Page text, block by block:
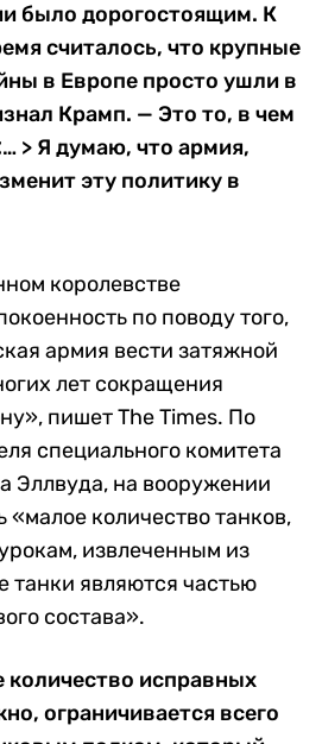
было дорогостоящим. К
считалось, что крупные
в Европе просто ушли в
Крамп. — Это то, в чем
> Я думаю, что армия,
эту политику в
королевстве
по поводу того,
армия вести затяжной
лет сокращения
пишет The Times. По
специального комитета
Эллвуда, на вооружении
«малое количество танков,
извлеченным из
танки являются частью
состава».
количество исправных
ограничивается всего